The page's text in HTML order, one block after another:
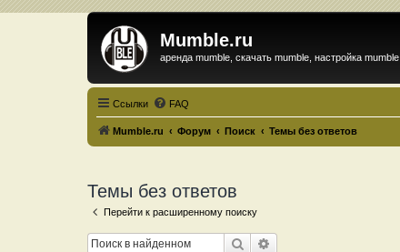
Mumble.ru
аренда mumble, скачать mumble, настройка mumble
Ссылки FAQ
Mumble.ru Форум Поиск Темы без ответов
Темы без ответов
Перейти к расширенному поиску
Поиск